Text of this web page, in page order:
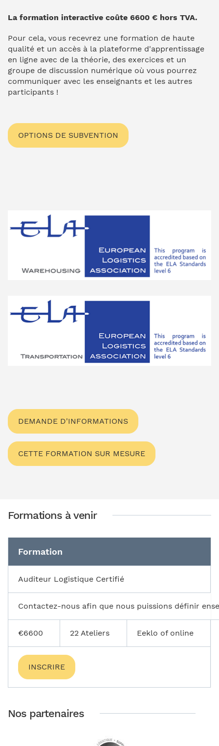
La formation interactive coûte 6600 € hors TVA.
Pour cela, vous recevrez une formation de haute
qualité et un accès à la plateforme d'apprentissage
en ligne avec de la théorie, des exercices et un
groupe de discussion numérique où vous pourrez
communiquer avec les enseignants et les autres
participants !
OPTIONS DE SUBVENTION
DEMANDE D'INFORMATIONS
CETTE FORMATION SUR MESURE
Formations à venir
Formation
Auditeur Logistique Certifié
Contactez-nous afin que nous puissions définir
€6600 22 Ateliers Eeklo of online
INSCRIRE
Nos partenaires